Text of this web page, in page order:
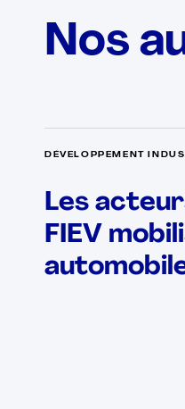
Nos
DÉVELOPPEMENT
Les
FIEV